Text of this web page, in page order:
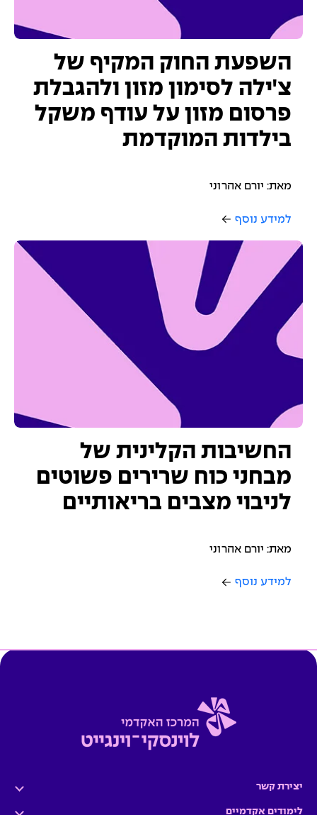
השפעת החוק המקיף של
צ'ילה לסימון מזון ולהגבלת
פרסום מזון על עודף משקל
בילדות המוקדמת
מאת: יורם אהרוני
למידע נוסף
החשיבות הקלינית של
מבחני כוח שרירים פשוטים
לניבוי מצבים בריאותיים
מאת: יורם אהרוני
למידע נוסף
יצירת קשר
לימודים אקדמיים